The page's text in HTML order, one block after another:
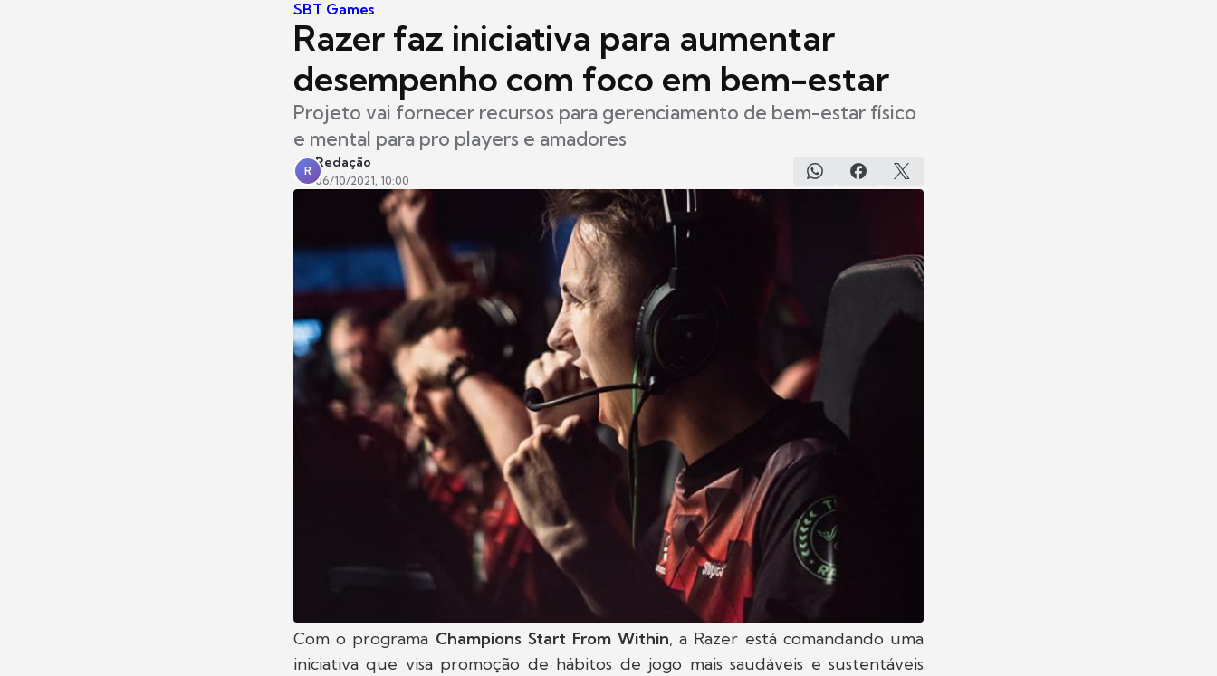
SBT Games
Razer faz iniciativa para aumentar
desempenho com foco em bem-estar
Projeto vai fornecer recursos para gerenciamento de bem-estar físico
e mental para pro players e amadores
R
Redação
06/10/2021, 10:00
Com o programa Champions Start From Within, a Razer está comandando uma
iniciativa que visa promoção de hábitos de jogo mais saudáveis e sustentáveis